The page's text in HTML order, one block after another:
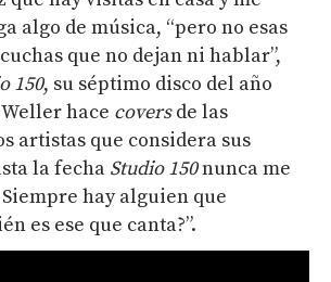
algo de música, “pero no esas
que no dejan ni hablar”,
150, su séptimo disco del año
hace coversde las
artistas que considera sus
la fecha Studio 150nunca me
hay alguien que
es ese que canta?”.